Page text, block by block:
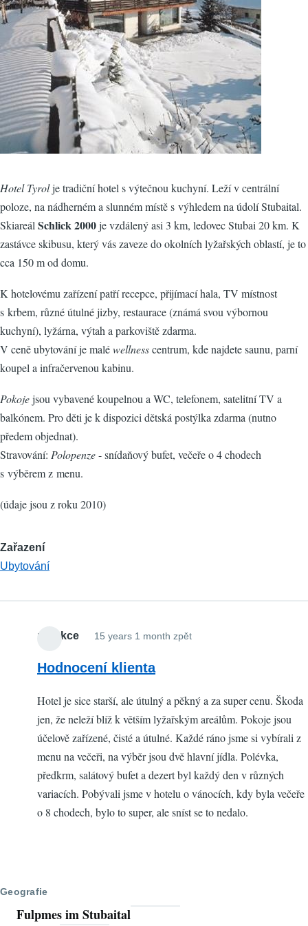
Hotel Tyrolje tradiční hotel s výtečnou kuchyní. Leží v centrální
poloze, na nádherném a slunném místě s výhledem na údolí Stubaital.
Skiareál Schlick 2000je vzdálený asi 3 km, ledovec Stubai 20 km. K
zastávce skibusu, který vás zaveze do okolních lyžařských oblastí, je to
cca 150 m od domu.
K hotelovému zařízení patří recepce, přijímací hala, TV místnost
s krbem, různé útulné jizby, restaurace (známá svou výbornou
kuchyní), lyžárna, výtah a parkoviště zdarma.
V ceně ubytování je maléwellnesscentrum, kde najdete saunu, parní
koupel a infračervenou kabinu.
Pokojejsou vybavené koupelnou a WC, telefonem, satelitní TV a
balkónem. Pro děti je k dispozici dětská postýlka zdarma (nutno
předem objednat).
Stravování: Polopenze- snídaňový bufet, večeře o 4 chodech
s výběrem z menu.
(údaje jsou z roku 2010)
Zařazení
Ubytování
redakce 15 years 1 month zpět
Hodnocení klienta
Hotel je sice starší, ale útulný a pěkný a za super cenu. Škoda
jen, že neleží blíž k větším lyžařským areálům. Pokoje jsou
účelově zařízené, čisté a útulné. Každé ráno jsme si vybírali z
menu na večeři, na výběr jsou dvě hlavní jídla. Polévka,
předkrm, salátový bufet a dezert byl každý den v různých
variacích. Pobývali jsme v hotelu o vánocích, kdy byla večeře
o 8 chodech, bylo to super, ale sníst se to nedalo.
Geografie
Fulpmes im Stubaital